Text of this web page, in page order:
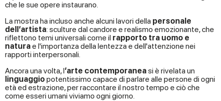
che le sue opere instaurano.
La mostra ha incluso anche alcuni lavori della personale
dell’artista: sculture dal candore e realismo emozionante, che
riflettono temi universali come il rapporto tra uomo e
naturae l'importanza della lentezza e dell'attenzione nei
rapporti interpersonali.
Ancora una volta, l’arte contemporaneasi è rivelata un
linguaggiopotentissimo capace di parlare alle persone di ogni
età ed estrazione, per raccontare il nostro tempo e ciò che
come esseri umani viviamo ogni giorno.